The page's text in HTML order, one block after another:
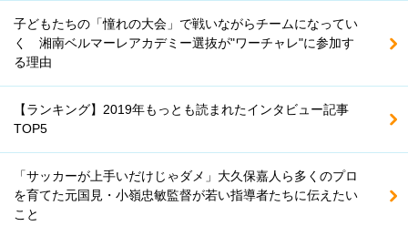
子どもたちの「憧れの大会」で戦いながらチームになってい
く 湘南ベルマーレアカデミー選抜が"ワーチャレ"に参加す
る理由
【ランキング】2019年もっとも読まれたインタビュー記事
TOP5
「サッカーが上手いだけじゃダメ」大久保嘉人ら多くのプロ
を育てた元国見・小嶺忠敏監督が若い指導者たちに伝えたい
こと